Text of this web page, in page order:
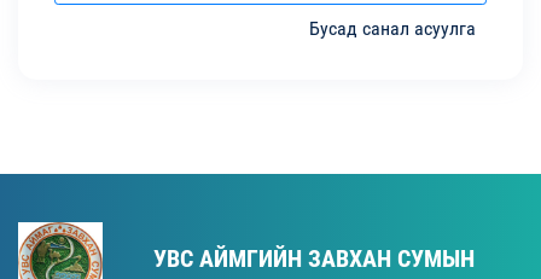
Бусад санал асуулга
УВС АЙМГИЙН ЗАВХАН СУМЫН